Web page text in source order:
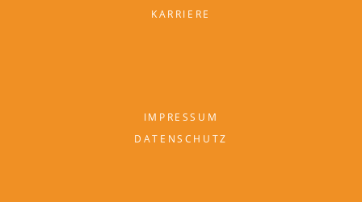
KARRIERE
IMPRESSUM
DATENSCHUTZ